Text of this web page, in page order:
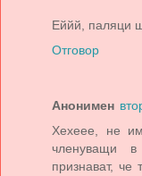
Еййй, пaляци
Отговор
Анонимен
Хехеее, не им
членуващи
признават, че